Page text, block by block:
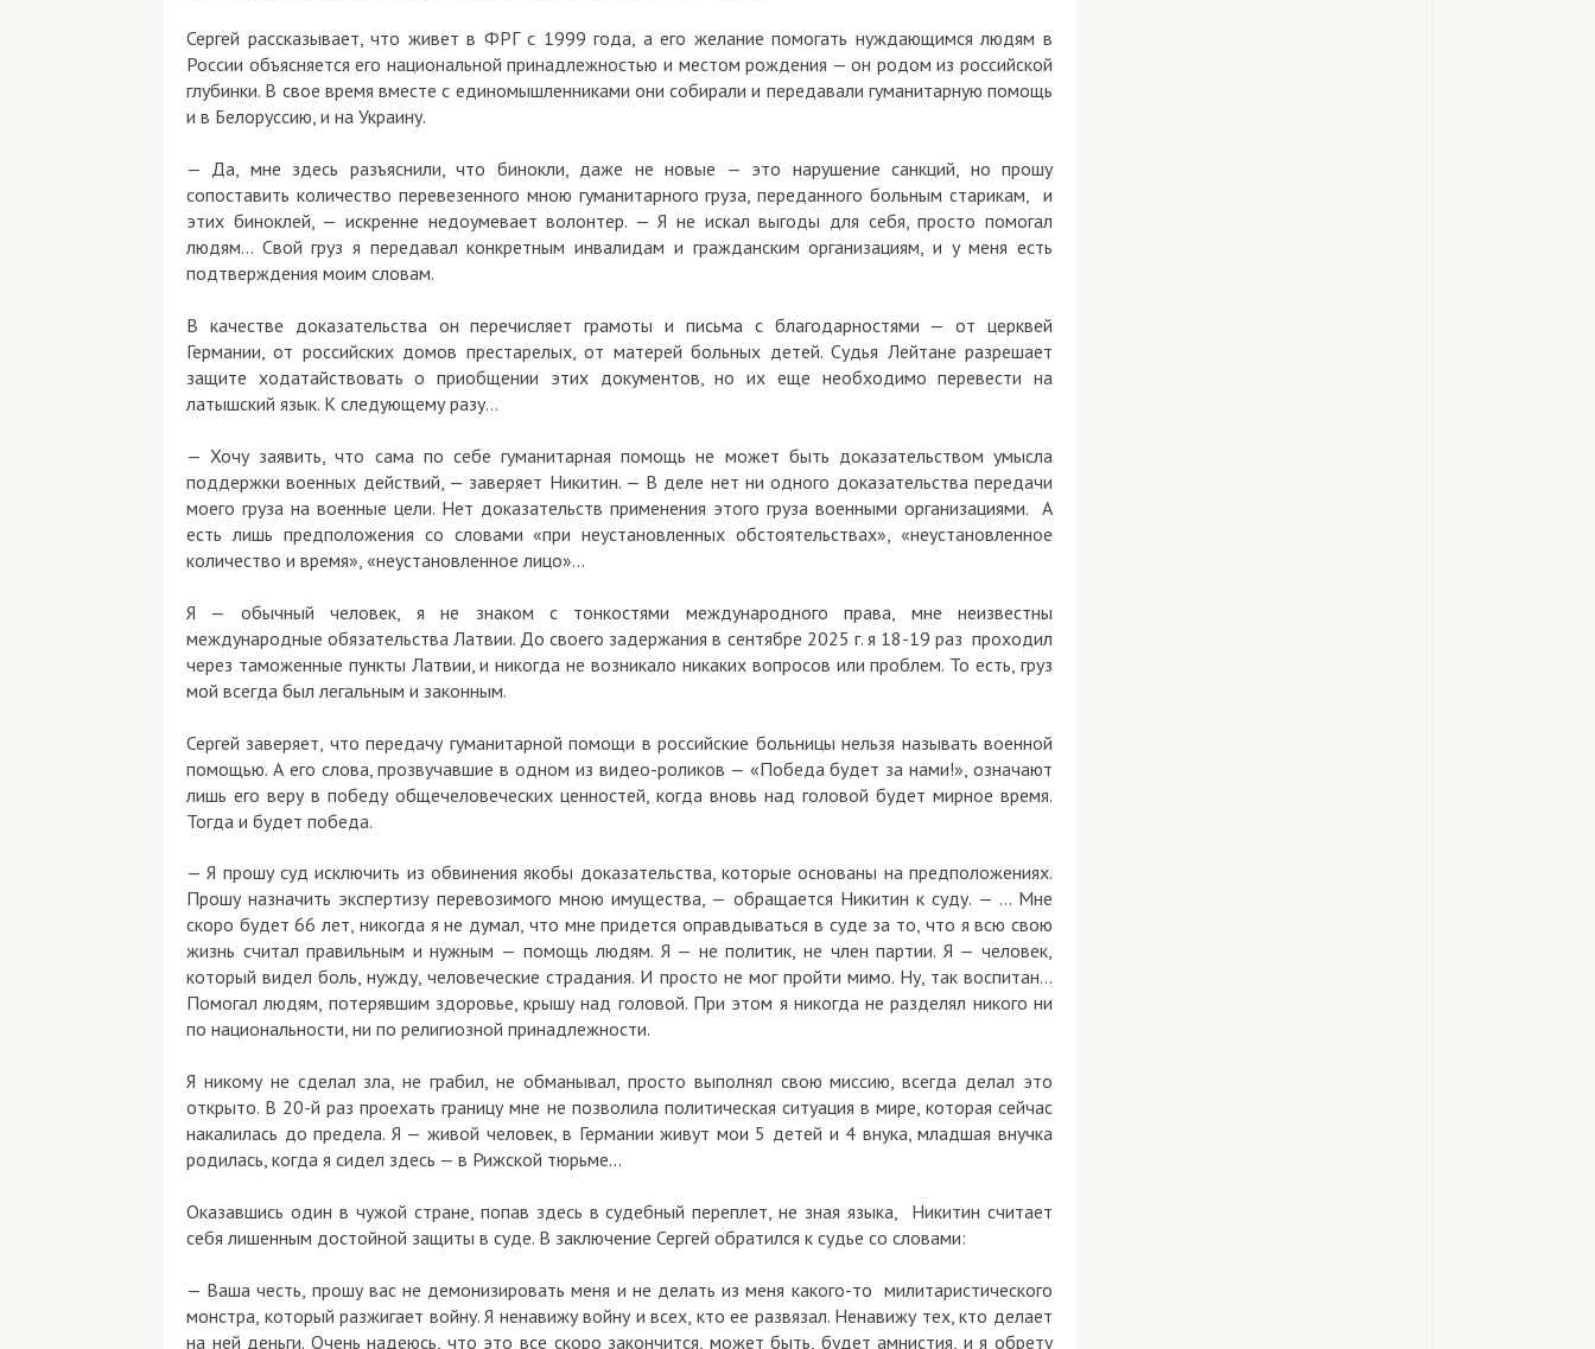
Сергей рассказывает, что живет в ФРГ с 1999 года, а его желание помогать нуждающимся людям в
России объясняется его национальной принадлежностью и местом рождения — он родом из российской
глубинки. В свое время вместе с единомышленниками они собирали и передавали гуманитарную помощь
и в Белоруссию, и на Украину.
— Да, мне здесь разъяснили, что бинокли, даже не новые — это нарушение санкций, но прошу
сопоставить количество перевезенного мною гуманитарного груза, переданного больным старикам, и
этих биноклей, — искренне недоумевает волонтер. — Я не искал выгоды для себя, просто помогал
людям… Свой груз я передавал конкретным инвалидам и гражданским организациям, и у меня есть
подтверждения моим словам.
В качестве доказательства он перечисляет грамоты и письма с благодарностями — от церквей
Германии, от российских домов престарелых, от матерей больных детей. Судья Лейтане разрешает
защите ходатайствовать о приобщении этих документов, но их еще необходимо перевести на
латышский язык. К следующему разу…
— Хочу заявить, что сама по себе гуманитарная помощь не может быть доказательством умысла
поддержки военных действий, — заверяет Никитин. — В деле нет ни одного доказательства передачи
моего груза на военные цели. Нет доказательств применения этого груза военными организациями. А
есть лишь предположения со словами «при неустановленных обстоятельствах», «неустановленное
количество и время», «неустановленное лицо»…
Я — обычный человек, я не знаком с тонкостями международного права, мне неизвестны
международные обязательства Латвии. До своего задержания в сентябре 2025 г. я 18-19 раз проходил
через таможенные пункты Латвии, и никогда не возникало никаких вопросов или проблем. То есть, груз
мой всегда был легальным и законным.
Сергей заверяет, что передачу гуманитарной помощи в российские больницы нельзя называть военной
помощью. А его слова, прозвучавшие в одном из видео-роликов — «Победа будет за нами!», означают
лишь его веру в победу общечеловеческих ценностей, когда вновь над головой будет мирное время.
Тогда и будет победа.
—Я прошу суд исключить из обвинения якобы доказательства, которые основаны на предположениях.
Прошу назначить экспертизу перевозимого мною имущества, — обращается Никитин к суду. — … Мне
скоро будет 66 лет, никогда я не думал, что мне придется оправдываться в суде за то, что я всю свою
жизнь считал правильным и нужным — помощь людям. Я — не политик, не член партии. Я — человек,
который видел боль, нужду, человеческие страдания. И просто не мог пройти мимо. Ну, так воспитан…
Помогал людям, потерявшим здоровье, крышу над головой. При этом я никогда не разделял никого ни
по национальности, ни по религиозной принадлежности.
Я никому не сделал зла, не грабил, не обманывал, просто выполнял свою миссию, всегда делал это
открыто. В 20-й раз проехать границу мне не позволила политическая ситуация в мире, которая сейчас
накалилась до предела. Я — живой человек, в Германии живут мои 5 детей и 4 внука, младшая внучка
родилась, когда я сидел здесь — в Рижской тюрьме…
Оказавшись один в чужой стране, попав здесь в судебный переплет, не зная языка, Никитин считает
себя лишенным достойной защиты в суде. В заключение Сергей обратился к судье со словами:
— Ваша честь, прошу вас не демонизировать меня и не делать из меня какого-то милитаристического
монстра, который разжигает войну. Я ненавижу войну и всех, кто ее развязал. Ненавижу тех, кто делает
на ней деньги. Очень надеюсь, что это все скоро закончится, может быть, будет амнистия, и я обрету